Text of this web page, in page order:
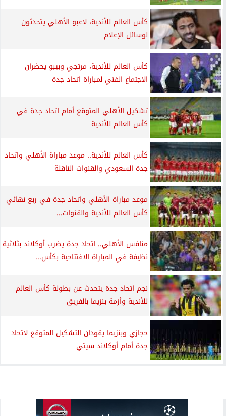
كأس العالم للأندية، لاعبو الأهلي يتحدثون
لوسائل الإعلام
كأس العالم للأندية، مرتجي وبيبو يحضران
الاجتماع الفني لمباراة اتحاد جدة
تشكيل الأهلي المتوقع أمام اتحاد جدة في
كأس العالم للأندية
كأس العالم للأندية.. موعد مباراة الأهلي واتحاد
جدة السعودي والقنوات الناقلة
موعد مباراة الأهلي واتحاد جدة في ربع نهائي
كأس العالم للأندية والقنوات...
منافس الأهلي.. اتحاد جدة يضرب أوكلاند بثلاثية
نظيفة في المباراة الافتتاحية بكأس...
نجم اتحاد جدة يتحدث عن بطولة كأس العالم
للأندية وأزمة بنزيما بالفريق
حجازي وبنزيما يقودان التشكيل المتوقع لاتحاد
جدة أمام أوكلاند سيتي